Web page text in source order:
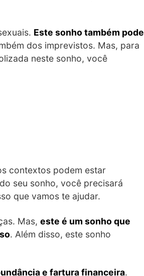
Este sonho também pode
dos imprevistos. Mas, para
neste sonho, você
contextos podem estar
seu sonho, você precisará
que vamos te ajudar.
Mas, este é um sonho que
. Além disso, este sonho
e fartura financeira.